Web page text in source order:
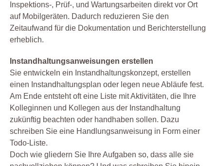
Inspektions-, Prüf-, und Wartungsarbeiten direkt vor Ort
auf Mobilgeräten. Dadurch reduzieren Sie den
Zeitaufwand für die Dokumentation und Berichterstellung
erheblich.
Instandhaltungsanweisungen erstellen
Sie entwickeln ein Instandhaltungskonzept, erstellen
einen Instandhaltungsplan oder legen neue Abläufe fest.
Am Ende entsteht oft eine Liste mit Aktivitäten, die Ihre
Kolleginnen und Kollegen aus der Instandhaltung
zukünftig beachten oder handhaben sollen. Dazu
schreiben Sie eine Handlungsanweisung in Form einer
Todo-Liste.
Doch wie gliedern Sie Ihre Aufgaben so, dass alle sie